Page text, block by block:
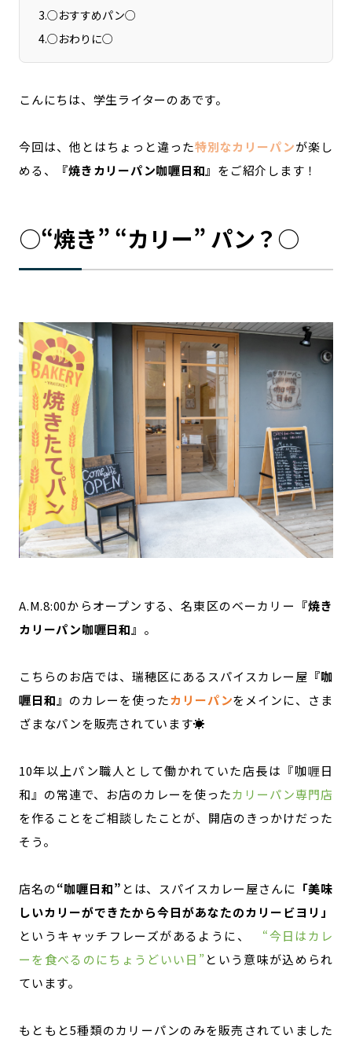
3.○おすすめパン○
4.○おわりに○
こんにちは、学生ライターのあです。
今回は、他とはちょっと違った特別なカリーパンが楽し
める、
『焼きカリーパン咖喱日和』 をご紹介します！
○“焼き” “カリー” パン？○
A.M.8:00からオープンする、名東区のベーカリー 『焼き
カリーパン咖喱日和』 。
こちらのお店では、瑞穂区にあるスパイスカレー屋 『咖
喱日和』 のカレーを使ったカリーパンをメインに、さま
ざまなパンを販売されています☀
10年以上パン職人として働かれていた店長は『咖喱日
和』の常連で、お店のカレーを使ったカリーパン専門店
を作ることをご相談したことが、開店のきっかけだった
そう。
店名の“咖喱日和” とは、スパイスカレー屋さんに 「美味
しいカリーができたから今日があなたのカリービヨリ」
というキャッチフレーズがあるように、 “今日はカレ
ーを食べるのにちょうどいい日”という意味が込められ
ています。
もともと5種類のカリーパンのみを販売されていました